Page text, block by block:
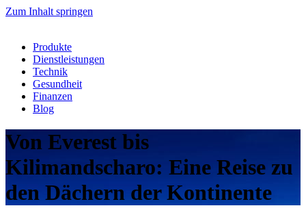
Zum Inhalt springen
Produkte
Dienstleistungen
Technik
Gesundheit
Finanzen
Blog
Von Everest bis
Kilimandscharo: Eine Reise zu
den Dächern der Kontinente